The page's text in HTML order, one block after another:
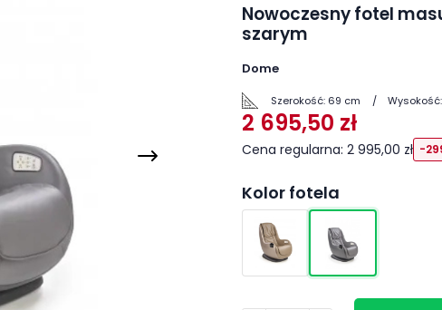
Nowoczesny fotel
szarym
Dome
Szerokość: 69 cm Wysokość:
2 695,50 zł
Cena regularna: 2 995,00 zł -
Kolor fotela